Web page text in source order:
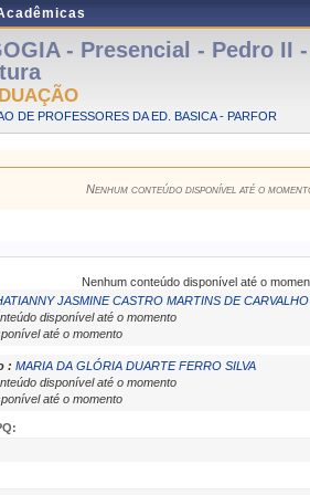
- Presencial - Pedro II
DE PROFESSORES DA ED. BASICA - PARFOR
Nenhum conteúdo disponível até o
Nenhum conteúdo disponível até o
JASMINE CASTRO MARTINS DE CARVALHO
disponível até o momento
até o momento
: MARIA DA GLÓRIA DUARTE FERRO SILVA
disponível até o momento
até o momento